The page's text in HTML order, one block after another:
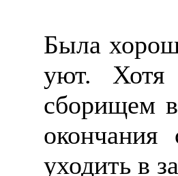
Была
уют.
сборищем
окончания
уходить в